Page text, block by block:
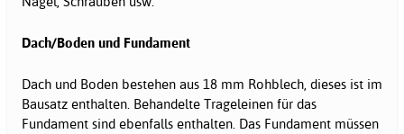
Dach/Boden und Fundament
Dach und Boden bestehen aus 18 mm Rohblech, dieses ist im
Bausatz enthalten. Behandelte Trageleinen für das
Fundament sind ebenfalls enthalten. Das Fundament müssen